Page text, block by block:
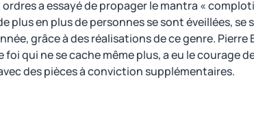
a essayé de propager le mantra «
plus en plus de personnes se sont éveillées, se
grâce à des réalisations de ce genre. Pierre
qui ne se cache même plus, a eu le courage
des pièces à conviction supplémentaires.